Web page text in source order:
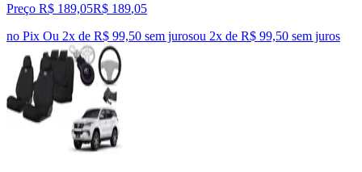
Preço R$ 189,05R$ 189,05
no Pix Ou 2x de R$ 99,50 sem jurosou 2x de R$ 99,50 sem juros